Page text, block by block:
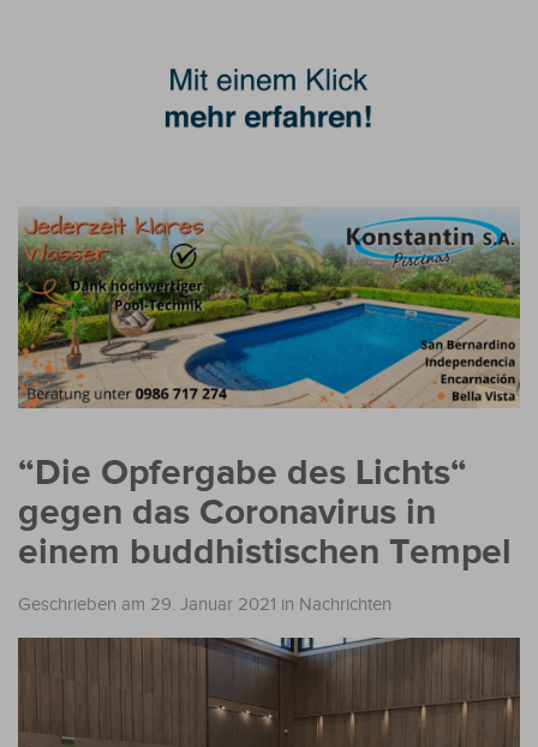
“Die Opfergabe des Lichts“
gegen das Coronavirus in
einem buddhistischen Tempel
Geschrieben am 29. Januar 2021 in Nachrichten